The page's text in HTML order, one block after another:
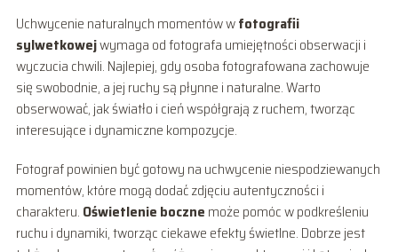
Uchwycenie naturalnych momentów wfotografii
sylwetkowejwymaga od fotografa umiejętności obserwacji i
wyczucia chwili. Najlepiej, gdy osoba fotografowana zachowuje
się swobodnie, a jej ruchy są płynne i naturalne. Warto
obserwować, jak światło i cień współgrają z ruchem, tworząc
interesujące i dynamiczne kompozycje.
Fotograf powinien być gotowy na uchwycenie niespodziewanych
momentów, które mogą dodać zdjęciu autentyczności i
charakteru. Oświetlenie boczne może pomóc w podkreśleniu
ruchu i dynamiki, tworząc ciekawe efekty świetlne. Dobrze jest